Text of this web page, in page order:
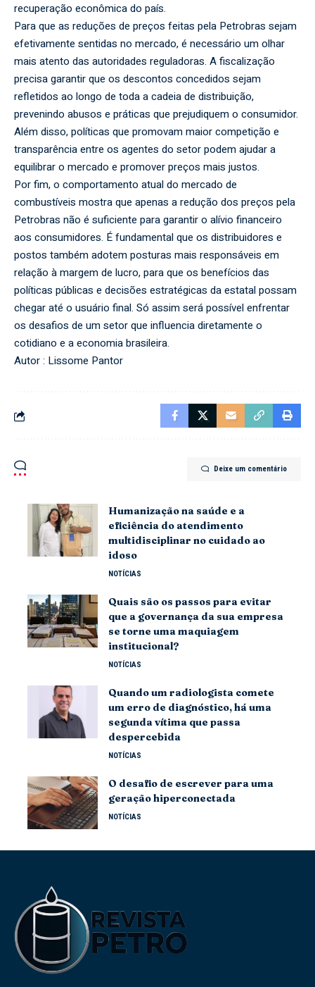
recuperação econômica do país.
Para que as reduções de preços feitas pela Petrobras sejam
efetivamente sentidas no mercado, é necessário um olhar
mais atento das autoridades reguladoras. A fiscalização
precisa garantir que os descontos concedidos sejam
refletidos ao longo de toda a cadeia de distribuição,
prevenindo abusos e práticas que prejudiquem o consumidor.
Além disso, políticas que promovam maior competição e
transparência entre os agentes do setor podem ajudar a
equilibrar o mercado e promover preços mais justos.
Por fim, o comportamento atual do mercado de
combustíveis mostra que apenas a redução dos preços pela
Petrobras não é suficiente para garantir o alívio financeiro
aos consumidores. É fundamental que os distribuidores e
postos também adotem posturas mais responsáveis em
relação à margem de lucro, para que os benefícios das
políticas públicas e decisões estratégicas da estatal possam
chegar até o usuário final. Só assim será possível enfrentar
os desafios de um setor que influencia diretamente o
cotidiano e a economia brasileira.
Autor : Lissome Pantor
Deixe um comentário
Humanização na saúde e a
eficiência do atendimento
multidisciplinar no cuidado ao
idoso
NOTÍCIAS
Quais são os passos para evitar
que a governança da sua empresa
se torne uma maquiagem
institucional?
NOTÍCIAS
Quando um radiologista comete
um erro de diagnóstico, há uma
segunda vítima que passa
despercebida
NOTÍCIAS
O desafio de escrever para uma
geração hiperconectada
NOTÍCIAS